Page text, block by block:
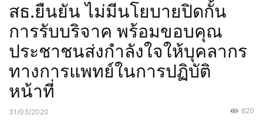
สธ.ยืนยัน ไม่มีนโยบายปิดกั้น
การรับบริจาค พร้อมขอบคุณ
ประชาชนส่งกำลังใจให้บุคลากร
ทางการแพทย์ในการปฏิบัติ
หน้าที่
31/03/2020 620